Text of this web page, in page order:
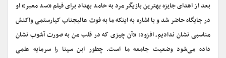
بعد از اهدای جایزه بهترین بازیگر مرد به حامد بهداد برای فیلم «سد معبر» او
در جایگاه حاضر شد و با اشاره به اینکه ما به فوت عالیجناب کیارستمی واکنش
مناسبی نشان ندادیم، افزود: «آن چیزی که در قلب من به صورت آشوب نشان
داده می‌شود وضعیت جامعه ما است. چطور ابن سینا را سرمایه علمی